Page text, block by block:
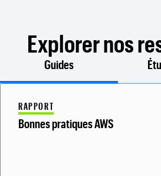
Explorer nos
Guides
RAPPORT
Bonnes pratiques AWS